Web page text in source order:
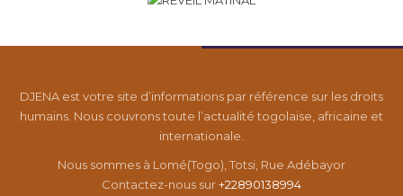
DJENA est votre site d’informations par référence sur les droits
humains. Nous couvrons toute l’actualité togolaise, africaine et
internationale.
Nous sommes à Lomé(Togo), Totsi, Rue Adébayor
Contactez-nous sur+22890138994